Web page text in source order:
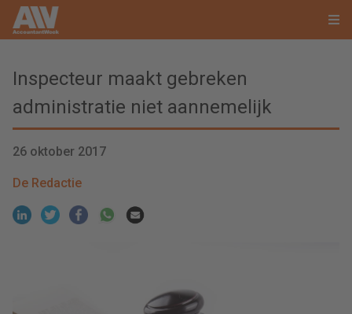
Inspecteur maakt gebreken
administratie niet aannemelijk
26 oktober 2017
De Redactie